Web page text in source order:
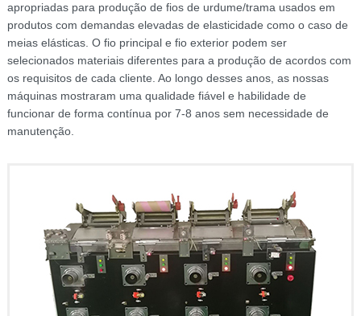
apropriadas para produção de fios de urdume/trama usados em
produtos com demandas elevadas de elasticidade como o caso de
meias elásticas. O fio principal e fio exterior podem ser
selecionados materiais diferentes para a produção de acordos com
os requisitos de cada cliente. Ao longo desses anos, as nossas
máquinas mostraram uma qualidade fiável e habilidade de
funcionar de forma contínua por 7-8 anos sem necessidade de
manutenção.